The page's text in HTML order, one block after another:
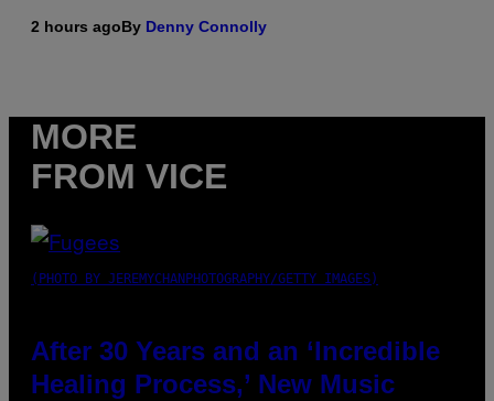
2 hours agoBy Denny Connolly
MORE
FROM VICE
(PHOTO BY JEREMYCHANPHOTOGRAPHY/GETTY IMAGES)
After 30 Years and an ‘Incredible
Healing Process,’ New Music